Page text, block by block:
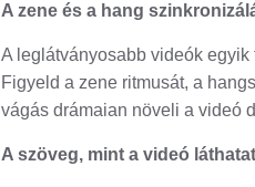
A zene és a hang
A leglátványosabb videók egyik
Figyeld a zene ritmusát, a
vágás drámaian növeli a videó
A szöveg, mint a videó